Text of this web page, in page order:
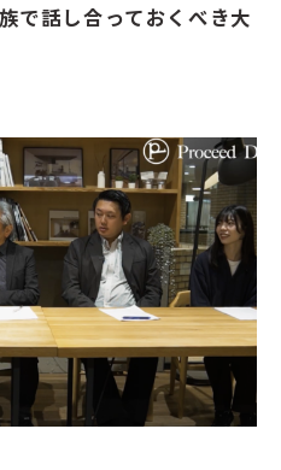
で話し合っておくべき大